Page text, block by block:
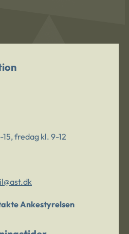
fredag kl. 9-12
Ankestyrelsen